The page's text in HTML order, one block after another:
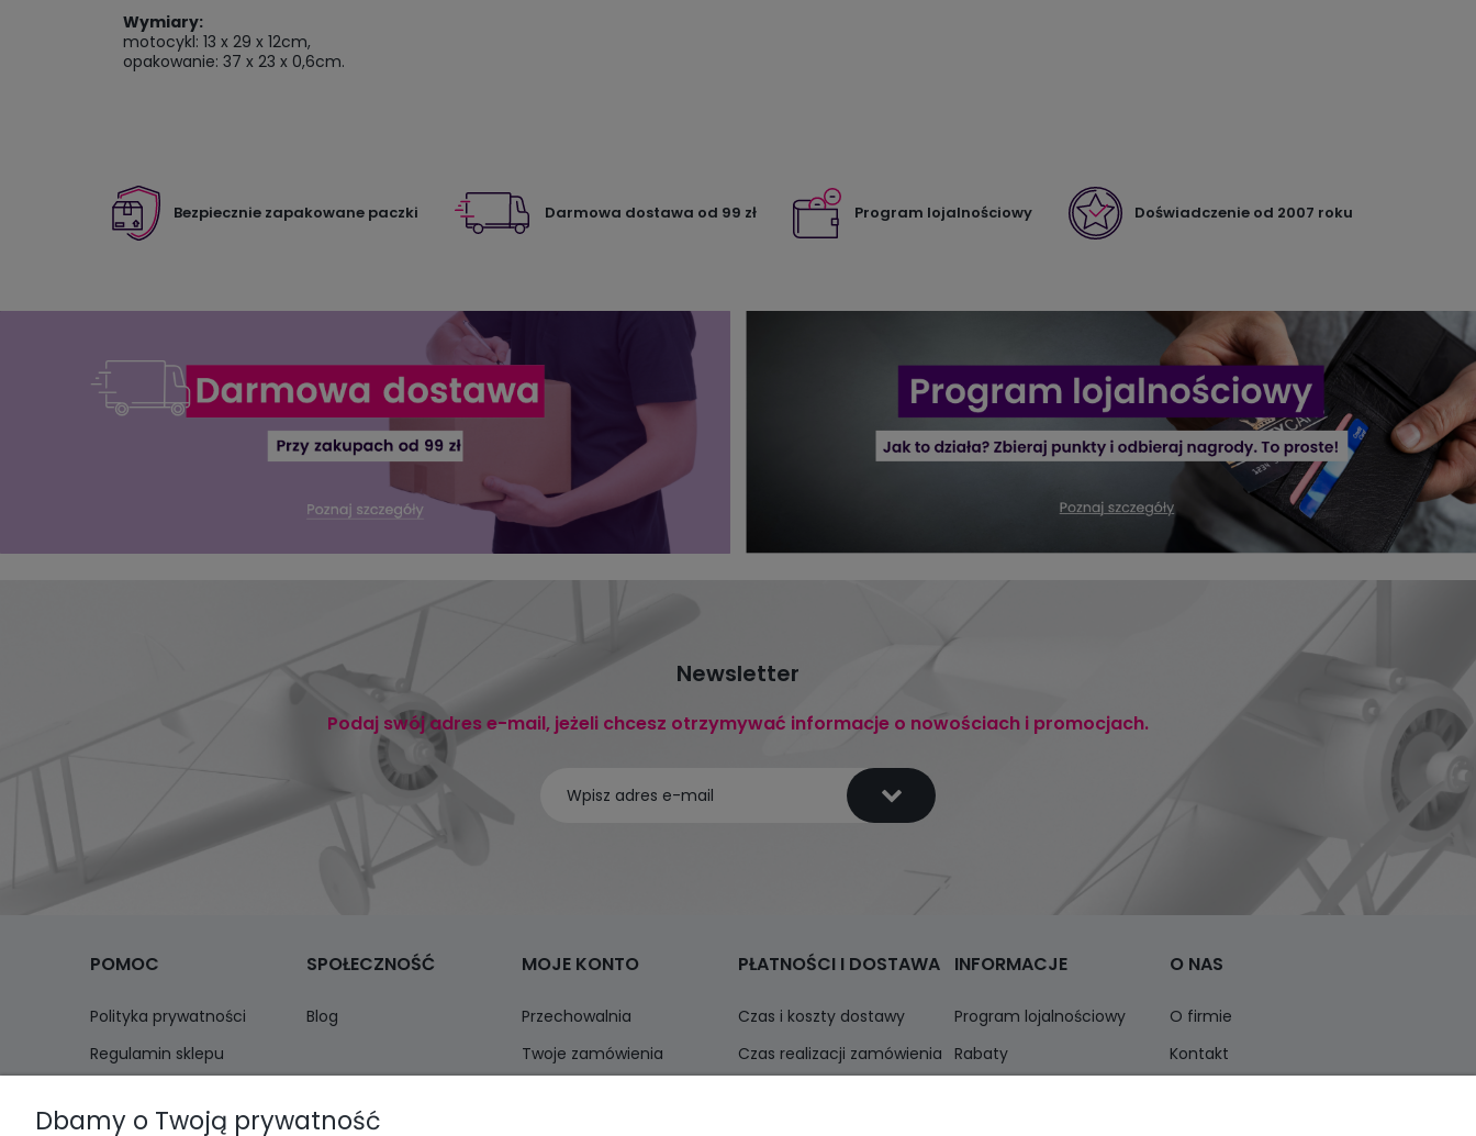
Wymiary:
motocykl: 13 x 29 x 12cm,
opakowanie: 37 x 23 x 0,6cm.
Bezpiecznie zapakowane paczki Darmowa dostawa od 99 zł Program lojalnościowy Doświadczenie od 2007 roku
Newsletter
Podaj swój adres e-mail, jeżeli chcesz otrzymywać informacje o nowościach i promocjach.
POMOC
Polityka prywatności
Regulamin sklepu
SPOŁECZNOŚĆ
Blog
MOJE KONTO
Przechowalnia
Twoje zamówienia
PŁATNOŚCI I DOSTAWA
Czas i koszty dostawy
Czas realizacji zamówienia
INFORMACJE
Program lojalnościowy
Rabaty
O NAS
O firmie
Kontakt
Dbamy o Twoją prywatność